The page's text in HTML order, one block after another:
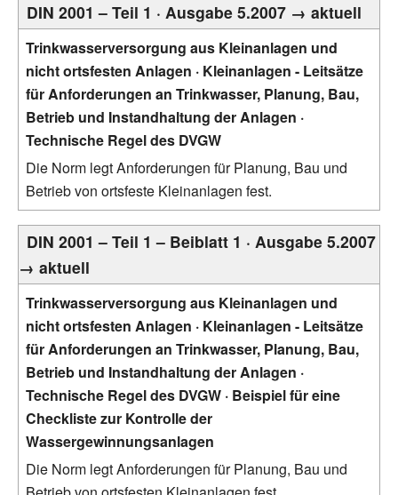
DIN 2001 – Teil 1 · Ausgabe 5.2007 → aktuell
Trinkwasserversorgung aus Kleinanlagen und
nicht ortsfesten Anlagen · Kleinanlagen - Leitsätze
für Anforderungen an Trinkwasser, Planung, Bau,
Betrieb und Instandhaltung der Anlagen ·
Technische Regel des DVGW
Die Norm legt Anforderungen für Planung, Bau und
Betrieb von ortsfeste Kleinanlagen fest.
DIN 2001 – Teil 1 – Beiblatt 1 · Ausgabe 5.2007
→ aktuell
Trinkwasserversorgung aus Kleinanlagen und
nicht ortsfesten Anlagen · Kleinanlagen - Leitsätze
für Anforderungen an Trinkwasser, Planung, Bau,
Betrieb und Instandhaltung der Anlagen ·
Technische Regel des DVGW · Beispiel für eine
Checkliste zur Kontrolle der
Wassergewinnungsanlagen
Die Norm legt Anforderungen für Planung, Bau und